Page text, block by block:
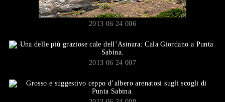
2013 06 24 006
2013 06 24 007